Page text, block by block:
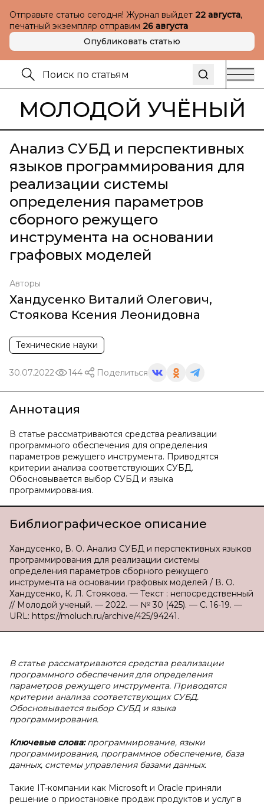
Отправьте статью сегодня! Журнал выйдет 22 августа,
печатный экземпляр отправим 26 августа
Опубликовать статью
МОЛОДОЙ УЧЁНЫЙ
Анализ СУБД и перспективных
языков программирования для
реализации системы
определения параметров
сборного режущего
инструмента на основании
графовых моделей
Авторы
Хандусенко Виталий Олегович,
Стоякова Ксения Леонидовна
Технические науки
30.07.2022 144 Поделиться
Аннотация
В статье рассматриваются средства реализации
программного обеспечения для определения
параметров режущего инструмента. Приводятся
критерии анализа соответствующих СУБД.
Обосновывается выбор СУБД и языка
программирования.
Библиографическое описание
Хандусенко, В. О. Анализ СУБД и перспективных языков
программирования для реализации системы
определения параметров сборного режущего
инструмента на основании графовых моделей / В. О.
Хандусенко, К. Л. Стоякова. — Текст : непосредственный
// Молодой ученый. — 2022. — № 30 (425). — С. 16-19. —
URL: https://moluch.ru/archive/425/94241.
В статье рассматриваются средства реализации
программного обеспечения для определения
параметров режущего инструмента. Приводятся
критерии анализа соответствующих СУБД.
Обосновывается выбор СУБД и языка
программирования.
Ключевые слова:программирование, языки
программирования, программное обеспечение, база
данных, системы управления базами данных.
Такие IT-компании как Microsoft и Oracle приняли
решение о приостановке продаж продуктов и услуг в